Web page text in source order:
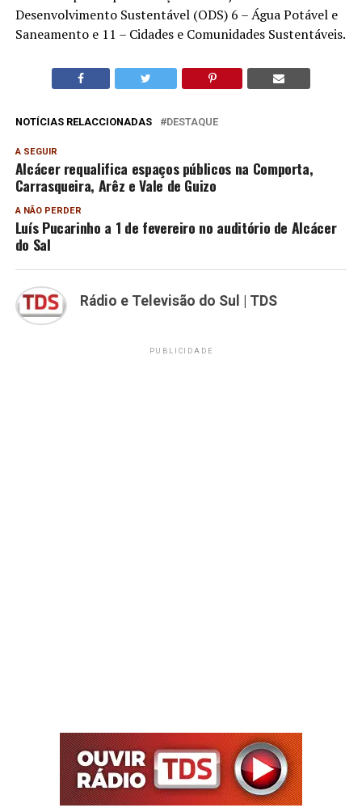
Desenvolvimento Sustentável (ODS) 6 – Água Potável e
Saneamento e 11 – Cidades e Comunidades Sustentáveis.
NOTÍCIAS RELACCIONADAS DESTAQUE
A SEGUIR
Alcácer requalifica espaços públicos na Comporta,
Carrasqueira, Arêz e Vale de Guizo
A NÃO PERDER
Luís Pucarinho a 1 de fevereiro no auditório de Alcácer
do Sal
Rádio e Televisão do Sul | TDS
PUBLICIDADE